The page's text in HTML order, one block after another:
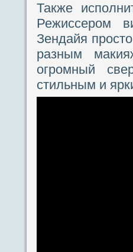
Также
Режиссером
Зендайя
разным
огромный
стильным и